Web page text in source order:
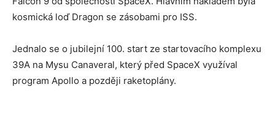
kosmická loď Dragon se zásobami pro ISS.
Jednalo se o jubilejní 100. start ze startovacího komplexu
39A na Mysu Canaveral, který před SpaceX využíval
program Apollo a později raketoplány.